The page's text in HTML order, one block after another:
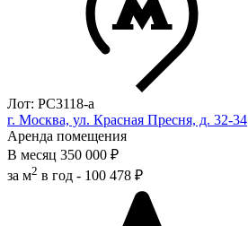
Лот: РС3118-a
г. Москва, ул. Красная Пресня, д. 32-34
Аренда помещения
В месяц 350 000 ₽
за м2 в год - 100 478 ₽